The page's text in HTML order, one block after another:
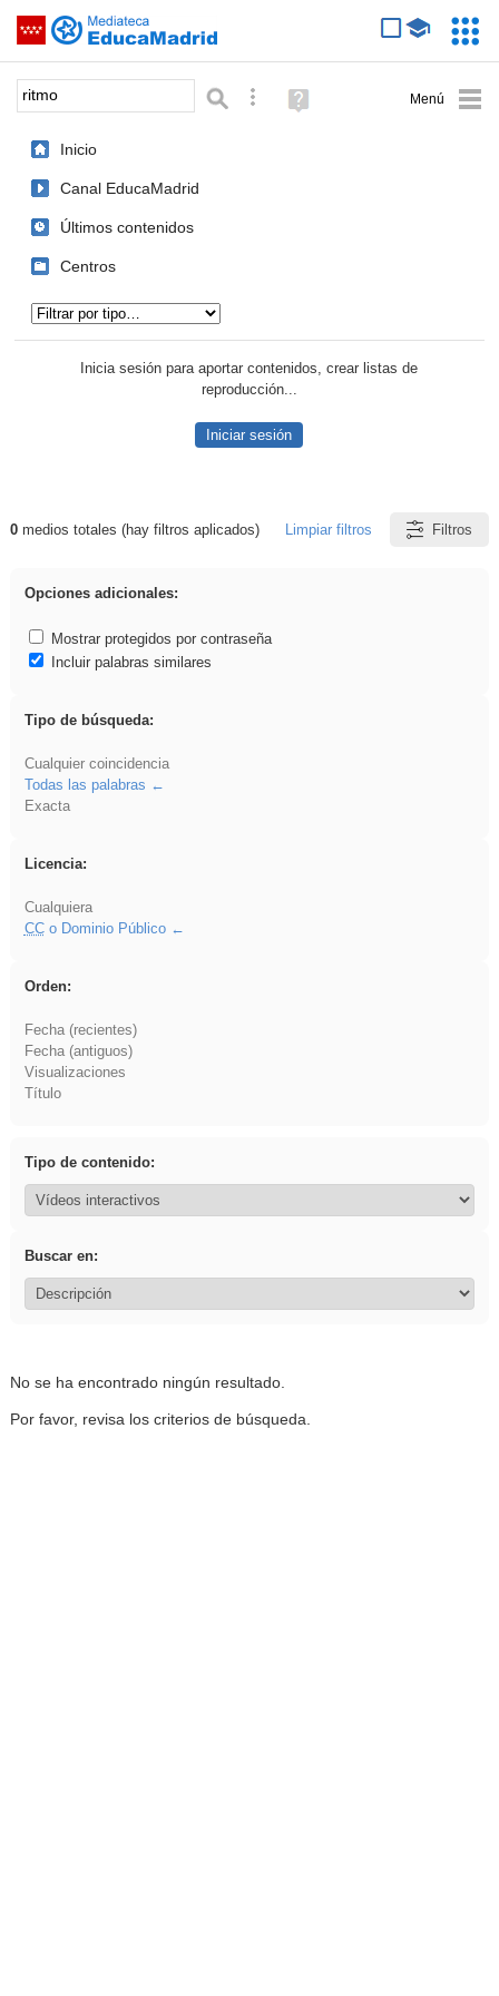
Saltar navegación
Palabra o frase: Búsqueda avanzada
Ayuda
(en
Inicio
Canal EducaMadrid
Últimos contenidos
Centros
Inicia sesión para aportar contenidos, crear listas de
reproducción...
Iniciar sesión
Resultados de: ritmo
0medios totales (hay filtros aplicados) Limpiar filtros Filtros
Opciones adicionales:
Mostrar protegidos por contraseña
Incluir palabras similares
Tipo de búsqueda:
Cualquier coincidencia
Todas las palabras
Exacta
Licencia:
Cualquiera
CCo Dominio Público
Orden:
Fecha (recientes)
Fecha (antiguos)
Visualizaciones
Título
Tipo de contenido:
Buscar en:
No se ha encontrado ningún resultado.
Por favor, revisa los criterios de búsqueda.